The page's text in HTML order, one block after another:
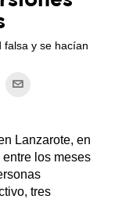
falsa y se hacían
Lanzarote, en
los meses
tres